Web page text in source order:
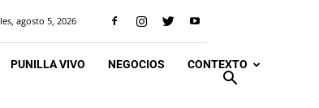
agosto 5, 2026
PUNILLA VIVO NEGOCIOS CONTEXTO